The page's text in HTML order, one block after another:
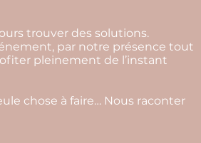
trouver des solutions.
par notre présence tout
pleinement de l’instant
chose à faire… Nous raconter